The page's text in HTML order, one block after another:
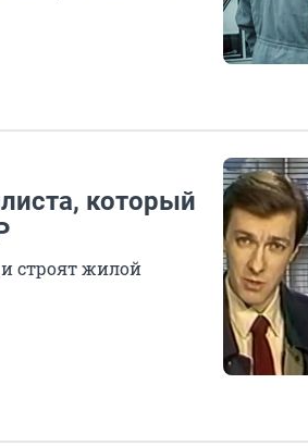
который
строят жилой